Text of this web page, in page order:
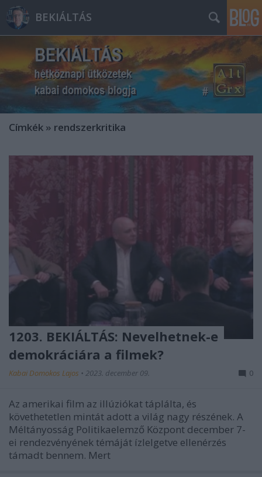
BEKIÁLTÁS
Címkék » rendszerkritika
1203. BEKIÁLTÁS: Nevelhetnek-e
demokráciára a filmek?
Kabai Domokos Lajos • 2023. december 09. 0
Az amerikai film az illúziókat táplálta, és
követhetetlen mintát adott a világ nagy részének. A
Méltányosság Politikaelemző Központ december 7-
ei rendezvényének témáját ízlelgetve ellenérzés
támadt bennem. Mert